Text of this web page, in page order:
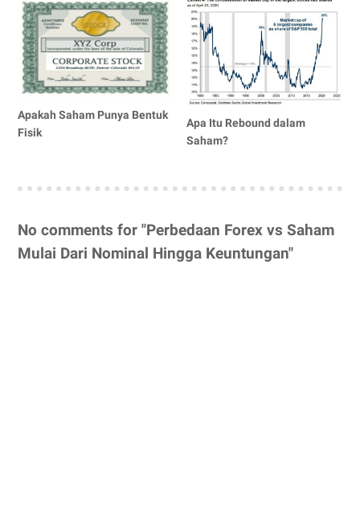
Apakah Saham Punya Bentuk
Fisik
Apa Itu Rebound dalam
Saham?
No comments for "Perbedaan Forex vs Saham
Mulai Dari Nominal Hingga Keuntungan"